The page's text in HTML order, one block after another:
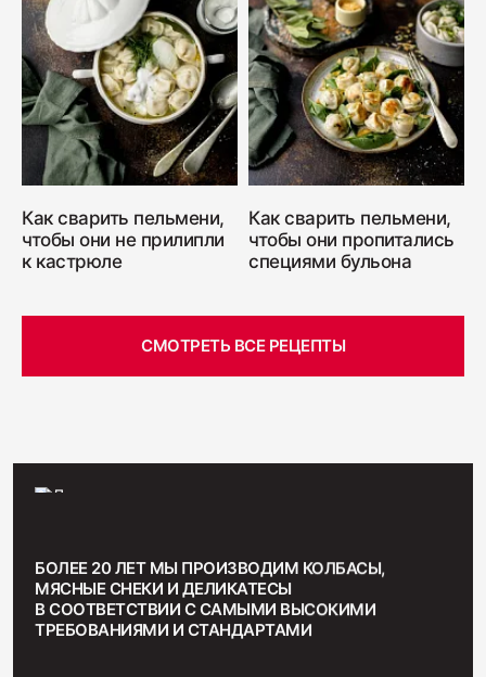
Как сварить пельмени,
чтобы они не прилипли
к кастрюле
Как сварить пельмени,
чтобы они пропитались
специями бульона
СМОТРЕТЬ ВСЕ РЕЦЕПТЫ
БОЛЕЕ 20 ЛЕТ МЫ ПРОИЗВОДИМ КОЛБАСЫ,
МЯСНЫЕ СНЕКИ И ДЕЛИКАТЕСЫ
В СООТВЕТСТВИИ С САМЫМИ ВЫСОКИМИ
ТРЕБОВАНИЯМИ И СТАНДАРТАМИ